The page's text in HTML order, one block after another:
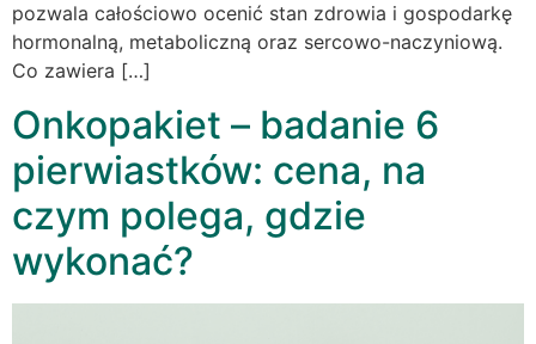
pozwala całościowo ocenić stan zdrowia i gospodarkę
hormonalną, metaboliczną oraz sercowo-naczyniową.
Co zawiera […]
Onkopakiet – badanie 6
pierwiastków: cena, na
czym polega, gdzie
wykonać?